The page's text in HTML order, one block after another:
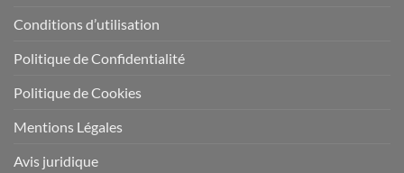
Conditions d’utilisation
Politique de Confidentialité
Politique de Cookies
Mentions Légales
Avis juridique